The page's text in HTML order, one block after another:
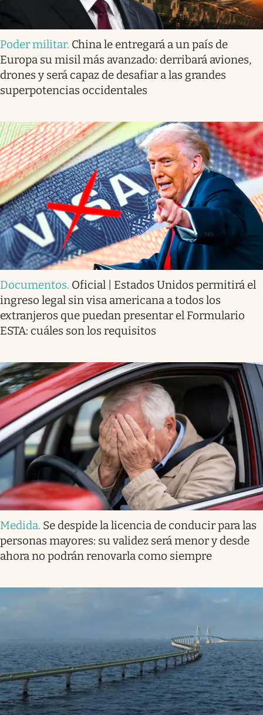
Poder militar. China le entregará a un país de
Europa su misil más avanzado: derribará aviones,
drones y será capaz de desafiar a las grandes
superpotencias occidentales
Documentos. Oficial | Estados Unidos permitirá el
ingreso legal sin visa americana a todos los
extranjeros que puedan presentar el Formulario
ESTA: cuáles son los requisitos
Medida. Se despide la licencia de conducir para las
personas mayores: su validez será menor y desde
ahora no podrán renovarla como siempre